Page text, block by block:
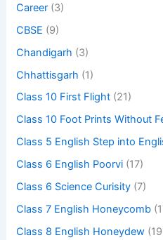
Career (3)
CBSE (9)
Chandigarh (3)
Chhattisgarh (1)
Class 10 First Flight (21)
Class 10 Foot Prints Without
Class 5 English Step into
Class 6 English Poorvi (17)
Class 6 Science Curisity (7)
Class 7 English Honeycomb
Class 8 English Honeydew